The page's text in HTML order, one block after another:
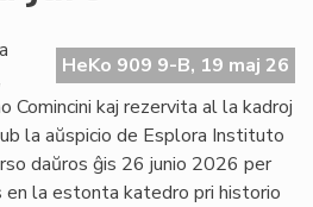
HeKo 909 9-B, 19 maj 26
Comincini kaj rezervita al la kadroj
la aŭspicio de Esplora Instituto
daŭros ĝis 26 junio 2026 per
en la estonta katedro pri historio